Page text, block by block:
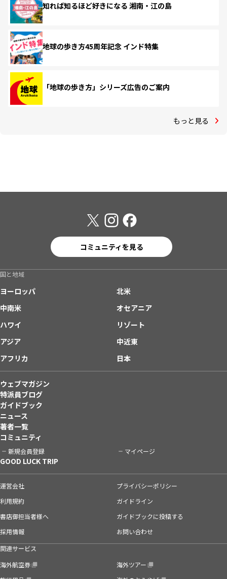
知れば知るほど好きになる 湘南・江の島
地球の歩き方45周年記念 インド特集
「地球の歩き方」シリーズ広告のご案内
もっと見る
コミュニティを見る
国と地域
ヨーロッパ
北米
中南米
オセアニア
ハワイ
リゾート
アジア
中近東
アフリカ
日本
ウェブマガジン
特派員ブログ
ガイドブック
ニュース
著者一覧
コミュニティ
新規会員登録 マイページ
GOOD LUCK TRIP
運営会社
プライバシーポリシー
利用規約
ガイドライン
書店御担当者様へ
ガイドブックに投稿する
採用情報
お問い合わせ
関連サービス
海外航空券
海外ツアー